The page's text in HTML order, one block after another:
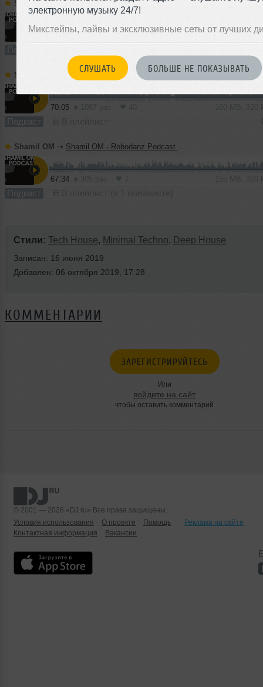
электронную музыку 24/7!
Микстейпы, лайвы и эксклюзивные сеты от лучших
СЛУШАТЬ БОЛЬШЕ НЕ ПОКАЗЫВАТЬ
Shamil ОМ ➝Robodanz Podcast 15 (09.06.2019)
166 MB,
Подкаст
Shamil ОМ Robodanz Podcast 14 (02.06.2019)
70:05
Подкаст
Shamil ОМ ➝ Shamil OM - Robodanz Podcast 13 (26.05.2019)
67:34
Подкаст
Стили: Tech House, Minimal Techno, Deep House
Записан: 16 июня 2019
Добавлен: 06 октября 2019, 17:28
КОММЕНТАРИИ
ЗАРЕГИСТРИРУЙТЕСЬ
Или
войдите на сайт
чтобы оставить комментарий
© 2001 — 2026 «DJ.ru» Все права защищены.
Условия использования
О проекте Помощь
Реклама на сайте
Контактная информация
Вакансии